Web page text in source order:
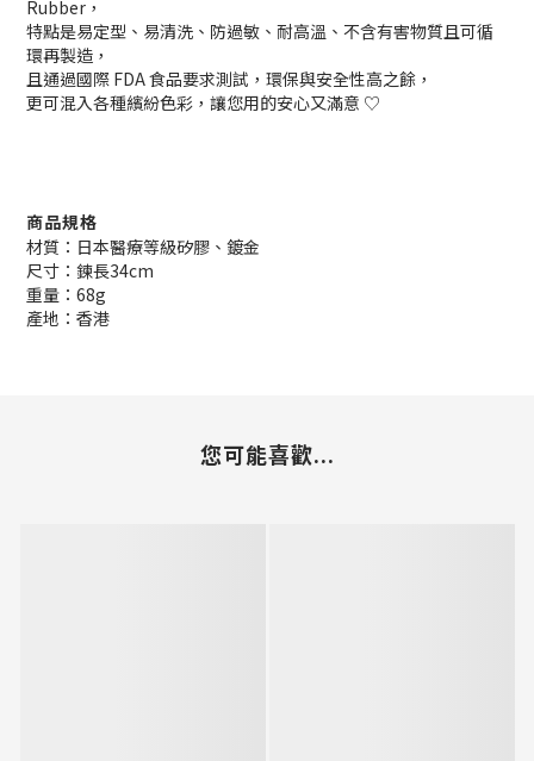
Rubber，
特點是易定型、易清洗、防過敏、耐高溫、不含有害物質且可循
環再製造，
且通過國際 FDA 食品要求測試，環保與安全性高之餘，
更可混入各種繽紛色彩，讓您用的安心又滿意 ♡
商品規格
材質：日本醫療等級矽膠、鍍金
尺寸：鍊長34cm
重量：68g
產地：香港
您可能喜歡...